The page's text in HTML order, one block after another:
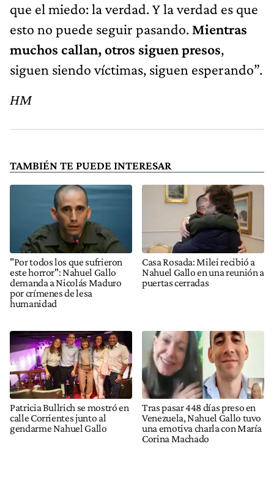
que el miedo: la verdad. Y la verdad es que
esto no puede seguir pasando. Mientras
muchos callan, otros siguen presos,
siguen siendo víctimas, siguen esperando”.
HM
TAMBIÉN TE PUEDE INTERESAR
"Por todos los que sufrieron
este horror": Nahuel Gallo
demanda a Nicolás Maduro
por crímenes de lesa
humanidad
Casa Rosada: Milei recibió a
Nahuel Gallo en una reunión a
puertas cerradas
Patricia Bullrich se mostró en
calle Corrientes junto al
gendarme Nahuel Gallo
Tras pasar 448 días preso en
Venezuela, Nahuel Gallo tuvo
una emotiva charla con María
Corina Machado